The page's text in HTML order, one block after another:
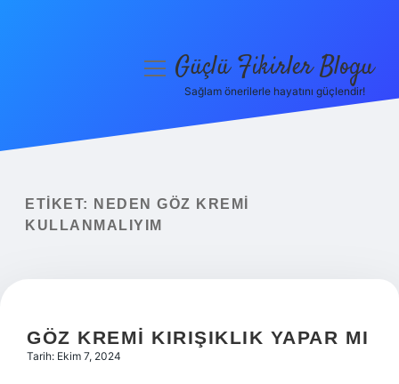
Yasal Uyarı
menüyüGüçlü Fikirler Blogu
Sağlam önerilerle hayatını güçlendir!
ETIKET:
NEDEN GÖZ KREMI
KULLANMALIYIM
GÖZ KREMI KIRIŞIKLIK YAPAR MI
Tarih: Ekim 7, 2024